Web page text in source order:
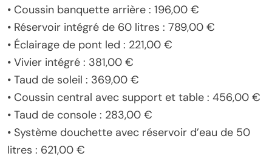
• Coussin banquette arrière : 196,00 €
• Réservoir intégré de 60 litres : 789,00 €
• Éclairage de pont led : 221,00 €
• Vivier intégré : 381,00 €
• Taud de soleil : 369,00 €
• Coussin central avec support et table : 456,00 €
• Taud de console : 283,00 €
• Système douchette avec réservoir d’eau de 50
litres : 621,00 €